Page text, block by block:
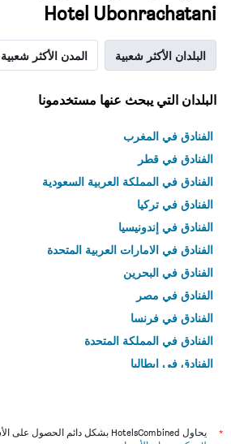
Hotel Ubonrachatani
البلدان الأكثر شعبية المدن الأكثر شعبية
البلدان التي يبحث عنها مستخدمونا
الفنادق في المغرب
الفنادق في قطر
الفنادق في المملكة العربية السعودية
الفنادق في تركيا
الفنادق في إندونيسيا
الفنادق في الامارات العربية المتحدة
الفنادق في البحرين
الفنادق في مصر
الفنادق في فرنسا
الفنادق في المملكة المتحدة
الفنادق في إيطاليا
*
يحاول HotelsCombined بشكل دائم الحصول على الأسعار الدقيقة، ولكن